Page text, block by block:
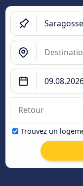
Trouvez un